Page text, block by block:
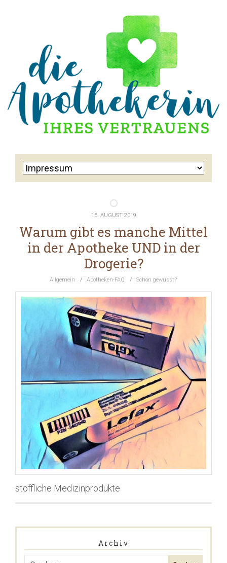
16. AUGUST 2019
Warum gibt es manche Mittel
in der Apotheke UND in der
Drogerie?
Allgemein / Apotheken-FAQ / Schon gewusst?
stoffliche Medizinprodukte
Archiv